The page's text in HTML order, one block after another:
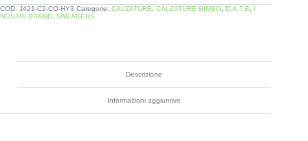
COD: J421-C2-CO-HY3 Categorie: CALZATURE CALZATURE BIMBO D.A.T.E
I
NOSTRI BRAND SNEAKERS
Descrizione
Informazioni aggiuntive